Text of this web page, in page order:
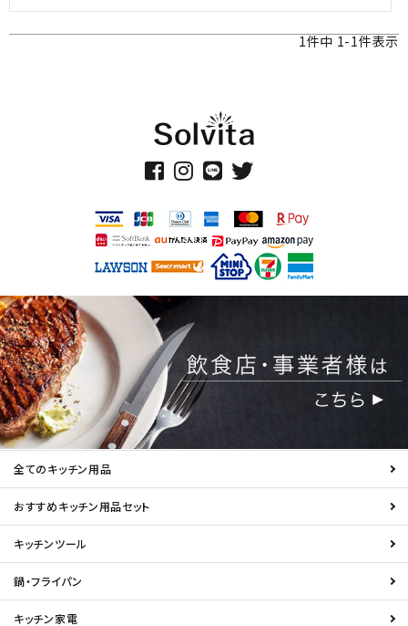
1件中 1-1件表示
全てのキッチン用品
おすすめキッチン用品セット
キッチンツール
鍋・フライパン
キッチン家電